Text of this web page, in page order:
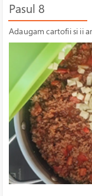
Pasul 8
Adaugam cartofii si ii